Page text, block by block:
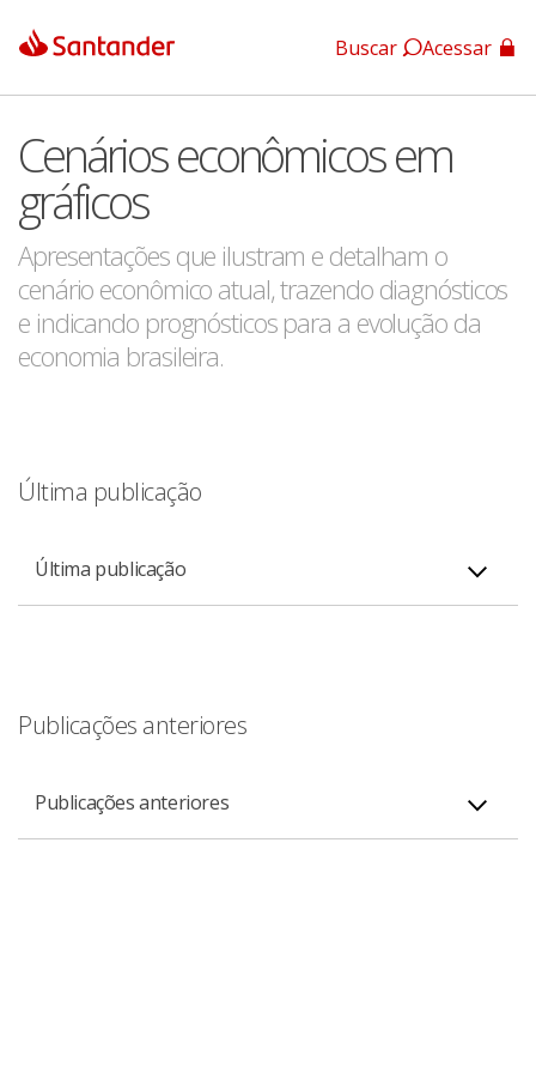
App Santander
App Santander Empresas
Buscar Acessar
Cenários econômicos em
gráficos
Apresentações que ilustram e detalham o
cenário econômico atual, trazendo diagnósticos
e indicando prognósticos para a evolução da
economia brasileira.
Última publicação
Última publicação
Publicações anteriores
Publicações anteriores